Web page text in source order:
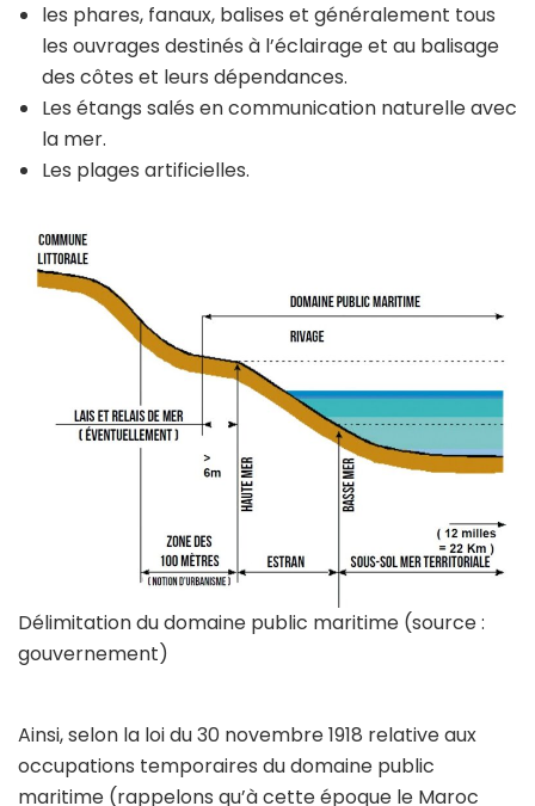
les phares, fanaux, balises et généralement tous
les ouvrages destinés à l’éclairage et au balisage
des côtes et leurs dépendances.
Les étangs salés en communication naturelle avec
la mer.
Les plages artificielles.
Délimitation du domaine public maritime (source :
gouvernement)
Ainsi, selon la loi du 30 novembre 1918 relative aux
occupations temporaires du domaine public
maritime (rappelons qu’à cette époque le Maroc